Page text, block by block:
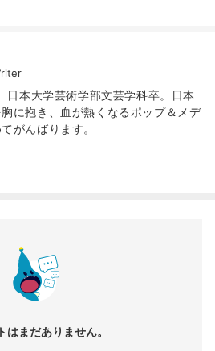
日本大学芸術学部文芸学科卒。日本
に抱き、血が熱くなるポップ＆メデ
がんばります。
はまだありません。